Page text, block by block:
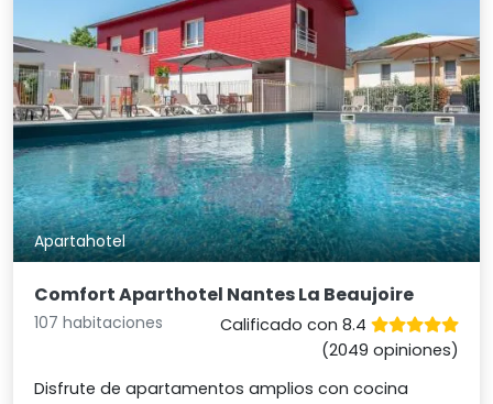
Apartahotel
Comfort Aparthotel Nantes La Beaujoire
107 habitaciones
Calificado con 8.4
(2049 opiniones)
Disfrute de apartamentos amplios con cocina